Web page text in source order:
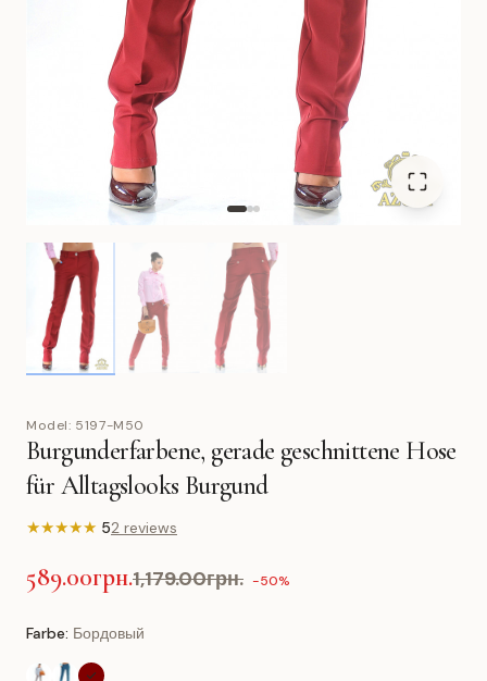
Model: 5197-M50
Burgunderfarbene, gerade geschnittene Hose
für Alltagslooks Burgund
★★★★★ 52 reviews
589.00грн.1,179.00грн. -50%
Farbe: Бордовый